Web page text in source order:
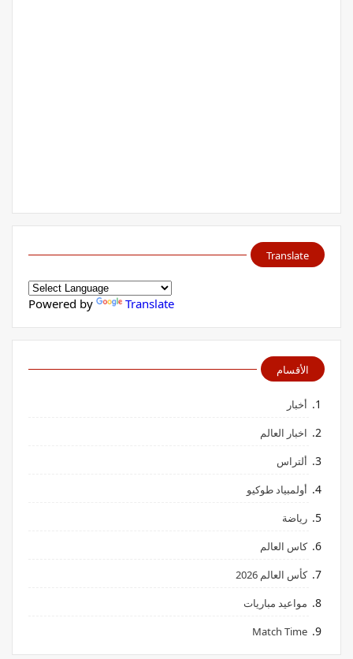
Translate
Powered by Translate
الأقسام
أخبار
اخبار العالم
ألتراس
أولمبياد طوكيو
رياضة
كاس العالم
كأس العالم 2026
مواعيد مباريات
Match Time